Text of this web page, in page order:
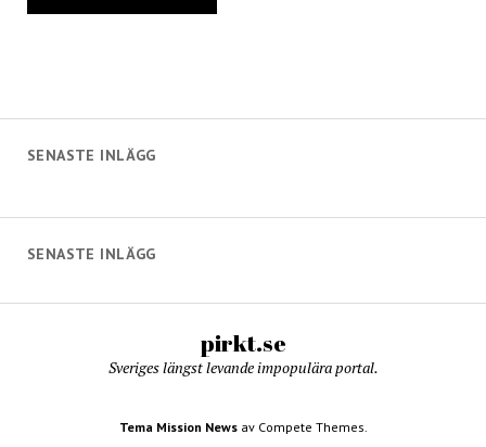
SENASTE INLÄGG
SENASTE INLÄGG
pirkt.se
Sveriges längst levande impopulära portal.
Tema Mission Newsav Compete Themes.